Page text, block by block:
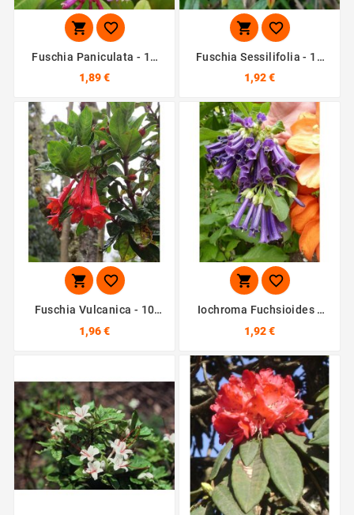
 
Fuschia Paniculata - 10
Graines
1,89 €
 
Fuschia Sessilifolia - 10
Graines
1,92 €
 
Fuschia Vulcanica - 10
Graines
1,96 €
 
Iochroma Fuchsioides -
10 Graines
1,92 €